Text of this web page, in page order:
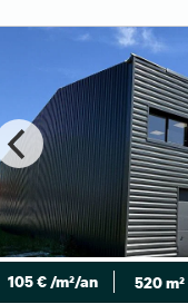
105 € /m²/an 520 m²